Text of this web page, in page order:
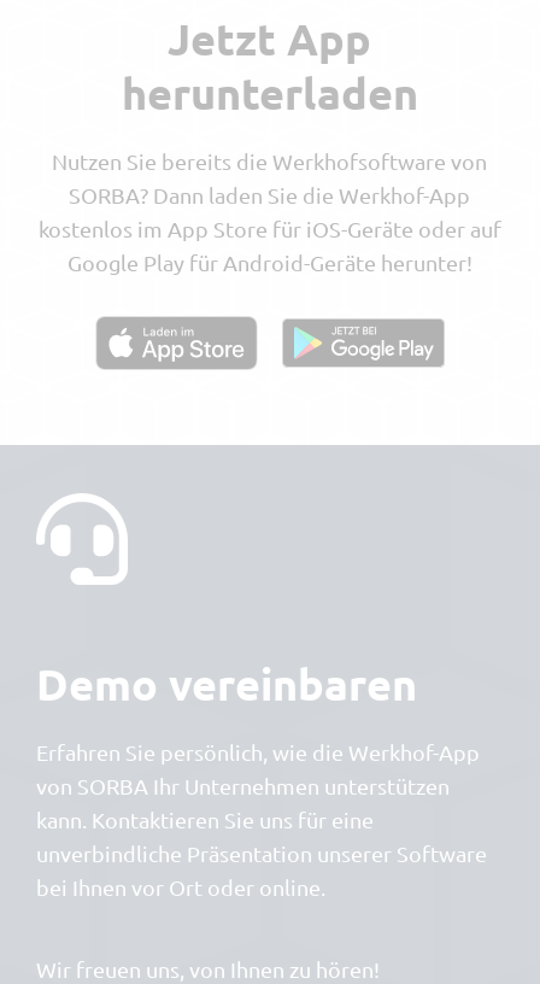
Jetzt App
herunterladen
Nutzen Sie bereits die Werkhofsoftware von
SORBA? Dann laden Sie die Werkhof-App
kostenlos im App Store für iOS-Geräte oder auf
Google Play für Android-Geräte herunter!
Demo vereinbaren
Erfahren Sie persönlich, wie die Werkhof-App
von SORBA Ihr Unternehmen unterstützen
kann. Kontaktieren Sie uns für eine
unverbindliche Präsentation unserer Software
bei Ihnen vor Ort oder online.
Wir freuen uns, von Ihnen zu hören!